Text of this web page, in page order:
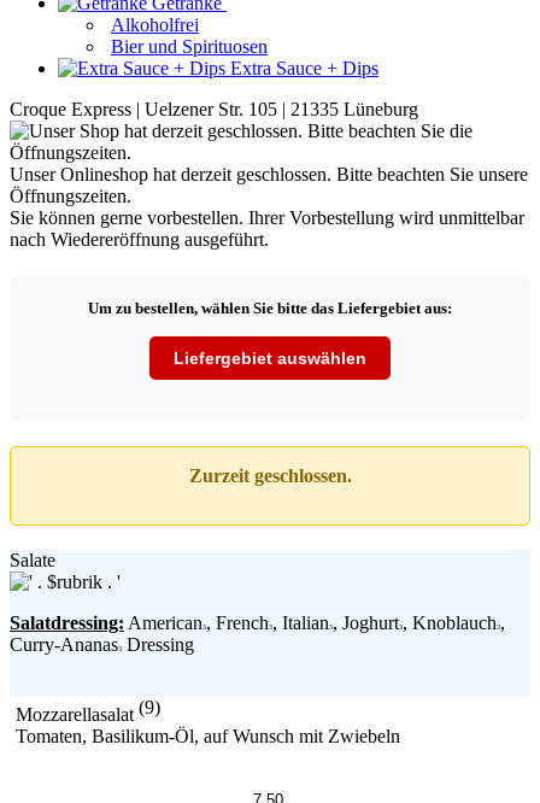
Alkoholfrei
Bier und Spirituosen
Extra Sauce + Dips
Croque Express | Uelzener Str. 105 | 21335 Lüneburg
Unser Onlineshop hat derzeit geschlossen. Bitte beachten Sie unsere
Öffnungszeiten.
Sie können gerne vorbestellen. Ihrer Vorbestellung wird unmittelbar
nach Wiedereröffnung ausgeführt.
Um zu bestellen, wählen Sie bitte das Liefergebiet aus:
Liefergebiet auswählen
Zurzeit geschlossen.
Salate
Salatdressing: American3, French3, Italian3, Joghurt3, Knoblauch3,
Curry-Ananas3 Dressing
Mozzarellasalat (9)
Tomaten, Basilikum-Öl, auf Wunsch mit Zwiebeln